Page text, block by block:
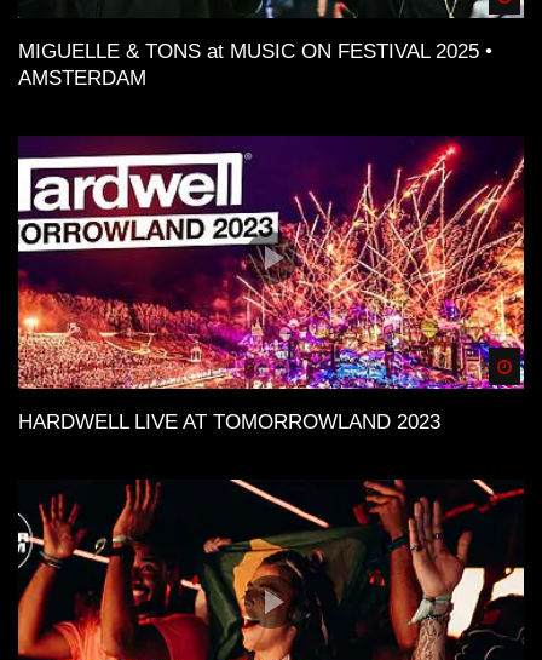
MIGUELLE & TONS at MUSIC ON FESTIVAL 2025 •
AMSTERDAM
HARDWELL LIVE AT TOMORROWLAND 2023